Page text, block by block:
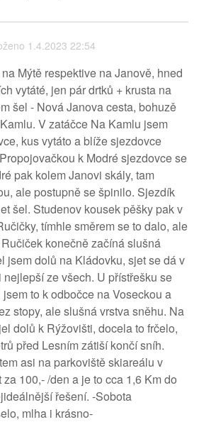
1.4.2023 22:54
Mýtě respektive na Janově, hned
vytáté, jen pár drtků + krusta na
šel - Nová Janova cesta, bohuzě
V zatáčce Na Kamlu jsem
kus vytáto a blíže sjezdovce
k Modré sjezdovce se
pak kolem Janovi skály, tam
ale postupně se špinilo. Sjezdík
šel. Studenov kousek pěšky pak v
tímhle směrem se to dalo, ale
konečně začíná slušná
jsem dolů na Kládovku, sjet se dá v
ze všech. U přístřešku se
to k odbočce na Voseckou a
stopy, ale slušná vrstva sněhu. Na
dolů k Rýžovišti, docela to frčelo,
před Lesním zátiší končí sníh.
asi na parkoviště skiareálu v
100,- /den a je to cca 1,6 Km do
řešení. -Sobota
mlha i krásno-